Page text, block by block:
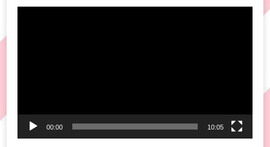
00:00 10:05